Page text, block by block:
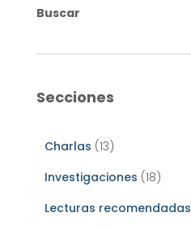
Buscar
Secciones
Charlas (13)
Investigaciones (18)
Lecturas recomendadas